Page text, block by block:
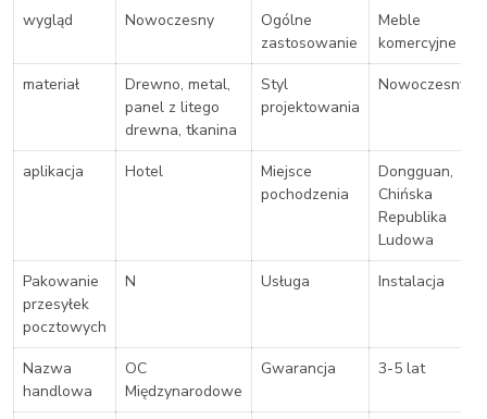
wygląd
Nowoczesny
Ogólne
zastosowanie
Meble
komercyjne
materiał
Drewno, metal,
panel z litego
drewna, tkanina
Styl
projektowania
Nowoczesny
aplikacja Hotel
Miejsce
pochodzenia
Dongguan,
Chińska
Republika
Ludowa
Pakowanie
przesyłek
pocztowych
N Usługa Instalacja
Nazwa
handlowa
OC
Międzynarodowe
Gwarancja 3-5 lat